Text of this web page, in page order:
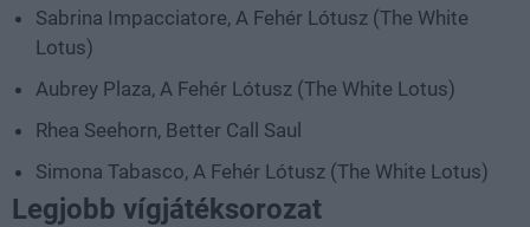
Sabrina Impacciatore, A Fehér Lótusz (The White
Lotus)
Aubrey Plaza, A Fehér Lótusz (The White Lotus)
Rhea Seehorn, Better Call Saul
Simona Tabasco, A Fehér Lótusz (The White Lotus)
Legjobb vígjátéksorozat